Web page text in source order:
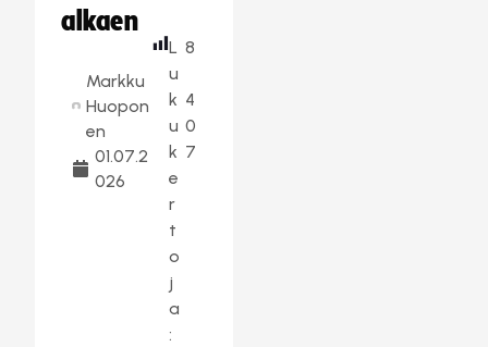
alkaen
Markku
Huopon
en
01.07.2
026
L
u
k
u
k
e
r
t
o
j
a
:
8
4
0
7